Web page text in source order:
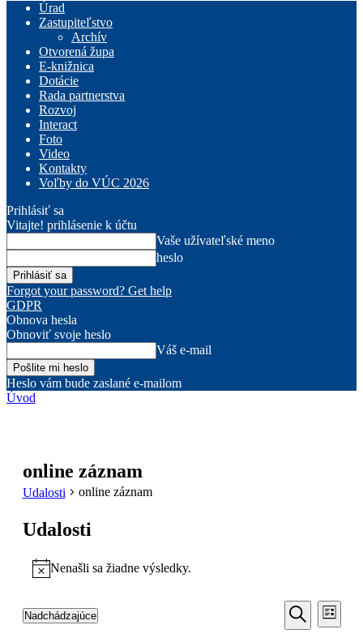
Úrad
Zastupiteľstvo
Archív
Otvorená župa
E-knižnica
Dotácie
Rada partnerstva
Rozvoj
Interact
Foto
Video
Kontakty
Voľby do VÚC 2026
Prihlásiť sa
Vitajte! prihlásenie k účtu
Vaše užívateľské meno
heslo
Forgot your password? Get help
GDPR
Obnova hesla
Obnoviť svoje heslo
Váš e-mail
Heslo vám bude zaslané e-mailom
Úvod
online záznam
Udalosti online záznam
Udalosti
NoticeNenašli sa žiadne výsledky.
Udalosti
Search
Vyhľadať
Zoznam
Nadchádzajúce